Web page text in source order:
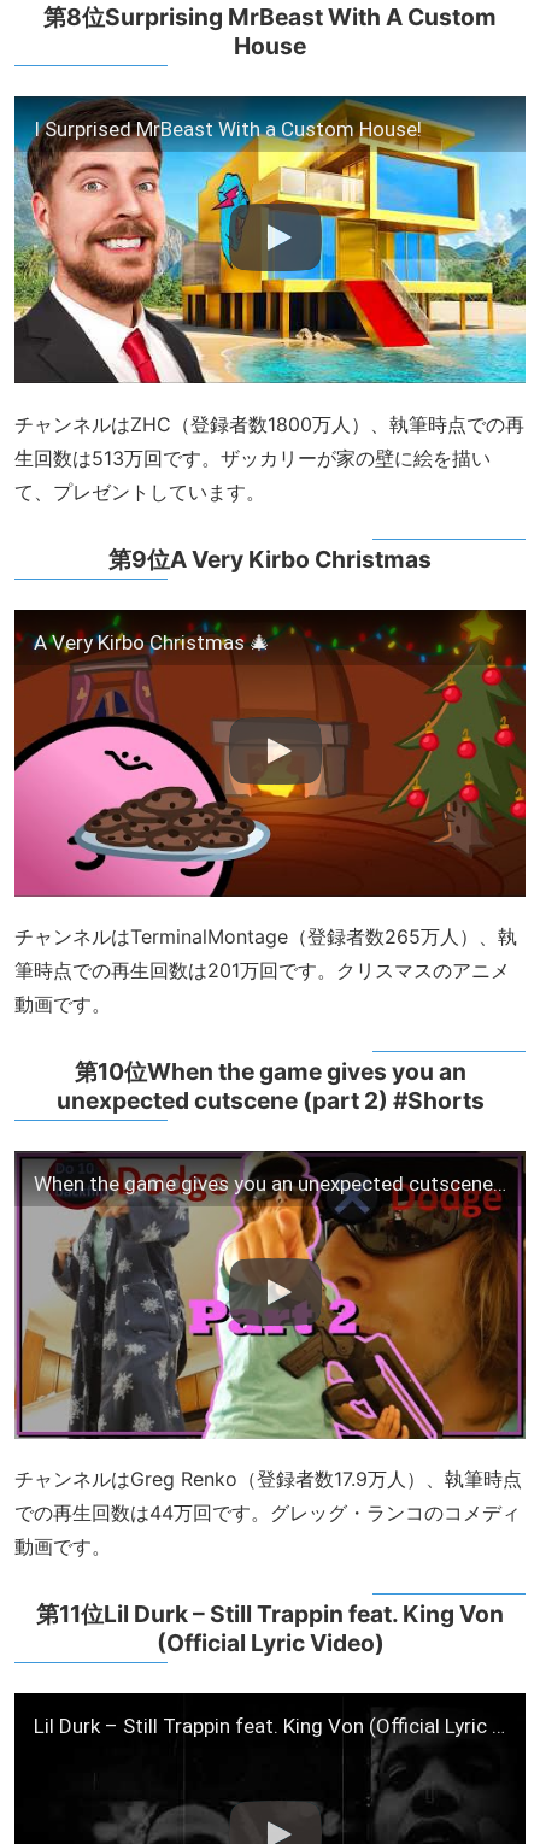
第8位Surprising MrBeast With A Custom
House
I Surprised MrBeast With a Custom House!
チャンネルはZHC（登録者数1800万人）、執筆時点での再
生回数は513万回です。ザッカリーが家の壁に絵を描い
て、プレゼントしています。
第9位A Very Kirbo Christmas
A Very Kirbo Christmas 🎄
チャンネルはTerminalMontage（登録者数265万人）、執
筆時点での再生回数は201万回です。クリスマスのアニメ
動画です。
第10位When the game gives you an
unexpected cutscene (part 2) #Shorts
When the game gives you an unexpected cutscene (part 2)
チャンネルはGreg Renko（登録者数17.9万人）、執筆時点
での再生回数は44万回です。グレッグ・ランコのコメディ
動画です。
第11位Lil Durk – Still Trappin feat. King Von
(Official Lyric Video)
Lil Durk – Still Trappin feat. King Von (Official Lyric Video)